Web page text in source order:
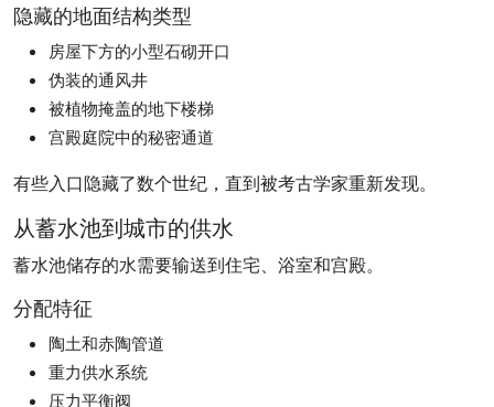
隐藏的地面结构类型
房屋下方的小型石砌开口
伪装的通风井
被植物掩盖的地下楼梯
宫殿庭院中的秘密通道
有些入口隐藏了数个世纪，直到被考古学家重新发现。
从蓄水池到城市的供水
蓄水池储存的水需要输送到住宅、浴室和宫殿。
分配特征
陶土和赤陶管道
重力供水系统
压力平衡阀